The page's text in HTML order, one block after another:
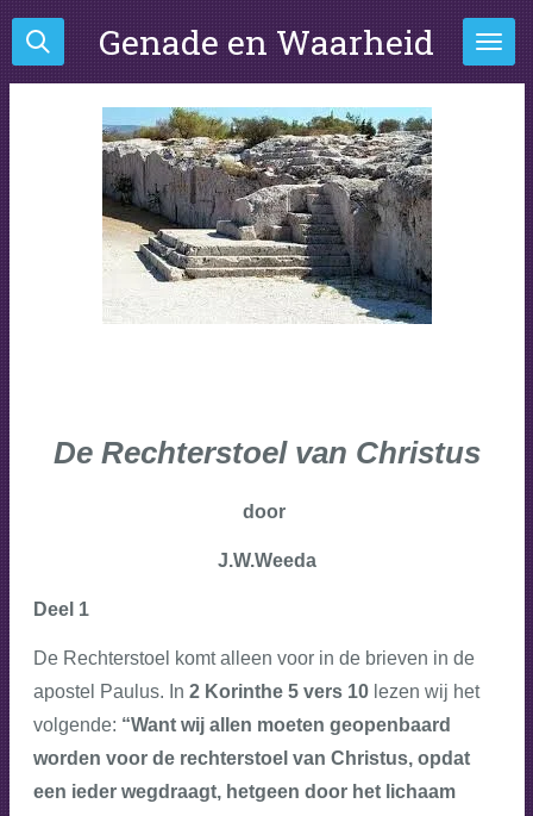
Ga
direct
naar
hoofdinhoud
Genade en Waarheid
De Rechterstoel van Christus
door
J.W.Weeda
Deel 1
De Rechterstoel komt alleen voor in de brieven in de
apostel Paulus. In 2 Korinthe 5 vers 10lezen wij het
volgende: “Want wij allen moeten geopenbaard
worden voor de rechterstoel van Christus, opdat
een ieder wegdraagt, hetgeen door het lichaam